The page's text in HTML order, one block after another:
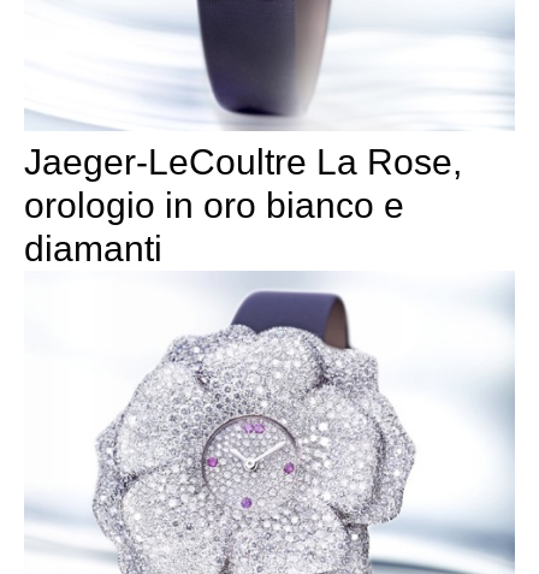
Jaeger-LeCoultre La Rose,
orologio in oro bianco e
diamanti